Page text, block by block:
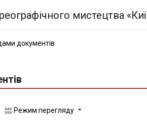
документів
Режим перегляду